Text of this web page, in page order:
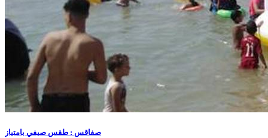
صفاقس : طقس صيفي بامتياز